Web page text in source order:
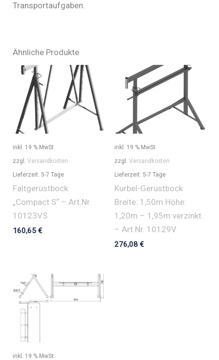
Transportaufgaben.
Ähnliche Produkte
inkl. 19 % MwSt.
zzgl.Versandkosten
Lieferzeit: 5-7 Tage
Faltgerüstbock
„Compact S“ – Art.Nr.
10123VS
160,65€
inkl. 19 % MwSt.
zzgl. Versandkosten
Lieferzeit: 5-7 Tage
Kurbel-Gerüstbock
Breite: 1,50m Höhe:
1,20m – 1,95m verzinkt
– Art.Nr. 10129V
276,08 €
inkl. 19 % MwSt.